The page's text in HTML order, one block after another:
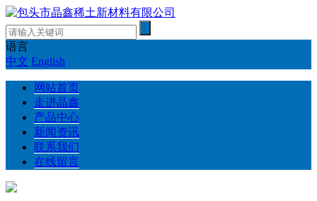
语言
中文 English
网站首页
走进晶鑫
产品中心
新闻资讯
联系我们
在线留言